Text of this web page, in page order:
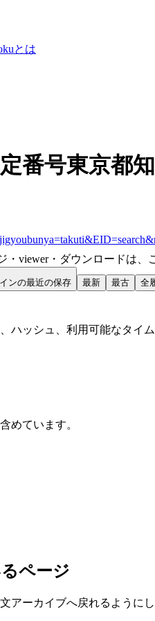
とは
番号東京都
・viewer・ダウンロードは、
ンの最近の保存 最新 最古 全
ハッシュ、利用可能なタイ
めています。
ページ
アーカイブへ戻れるようにし